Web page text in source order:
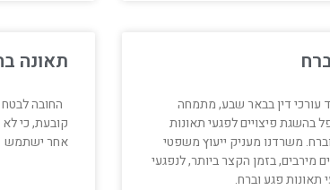
עורכי דין בבאר שבע, מתמחה
בהשגת פיצויים לפגעי תאונות
משרדנו מעניק ייעוץ משפטי
מירבים, בזמן הקצר ביותר, לנפגעי
תאונות פגע וברח.
תאונה
החובה
קובעת, כי
אחר ישתמש